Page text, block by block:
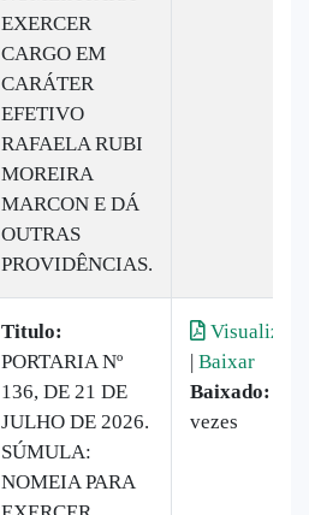
EXERCER
CARGO EM
CARÁTER
EFETIVO
RAFAELA RUBI
MOREIRA
MARCON E DÁ
OUTRAS
PROVIDÊNCIAS.
Titulo:
PORTARIA Nº
136, DE 21 DE
JULHO DE 2026.
SÚMULA:
NOMEIA PARA
Visualizar
| Baixar
Baixado:
vezes